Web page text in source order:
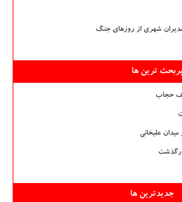
شهری از روزهای جنگ
پربحث ترین ها
حجاب
علیخانی
درگذشت
جدیدترین ها